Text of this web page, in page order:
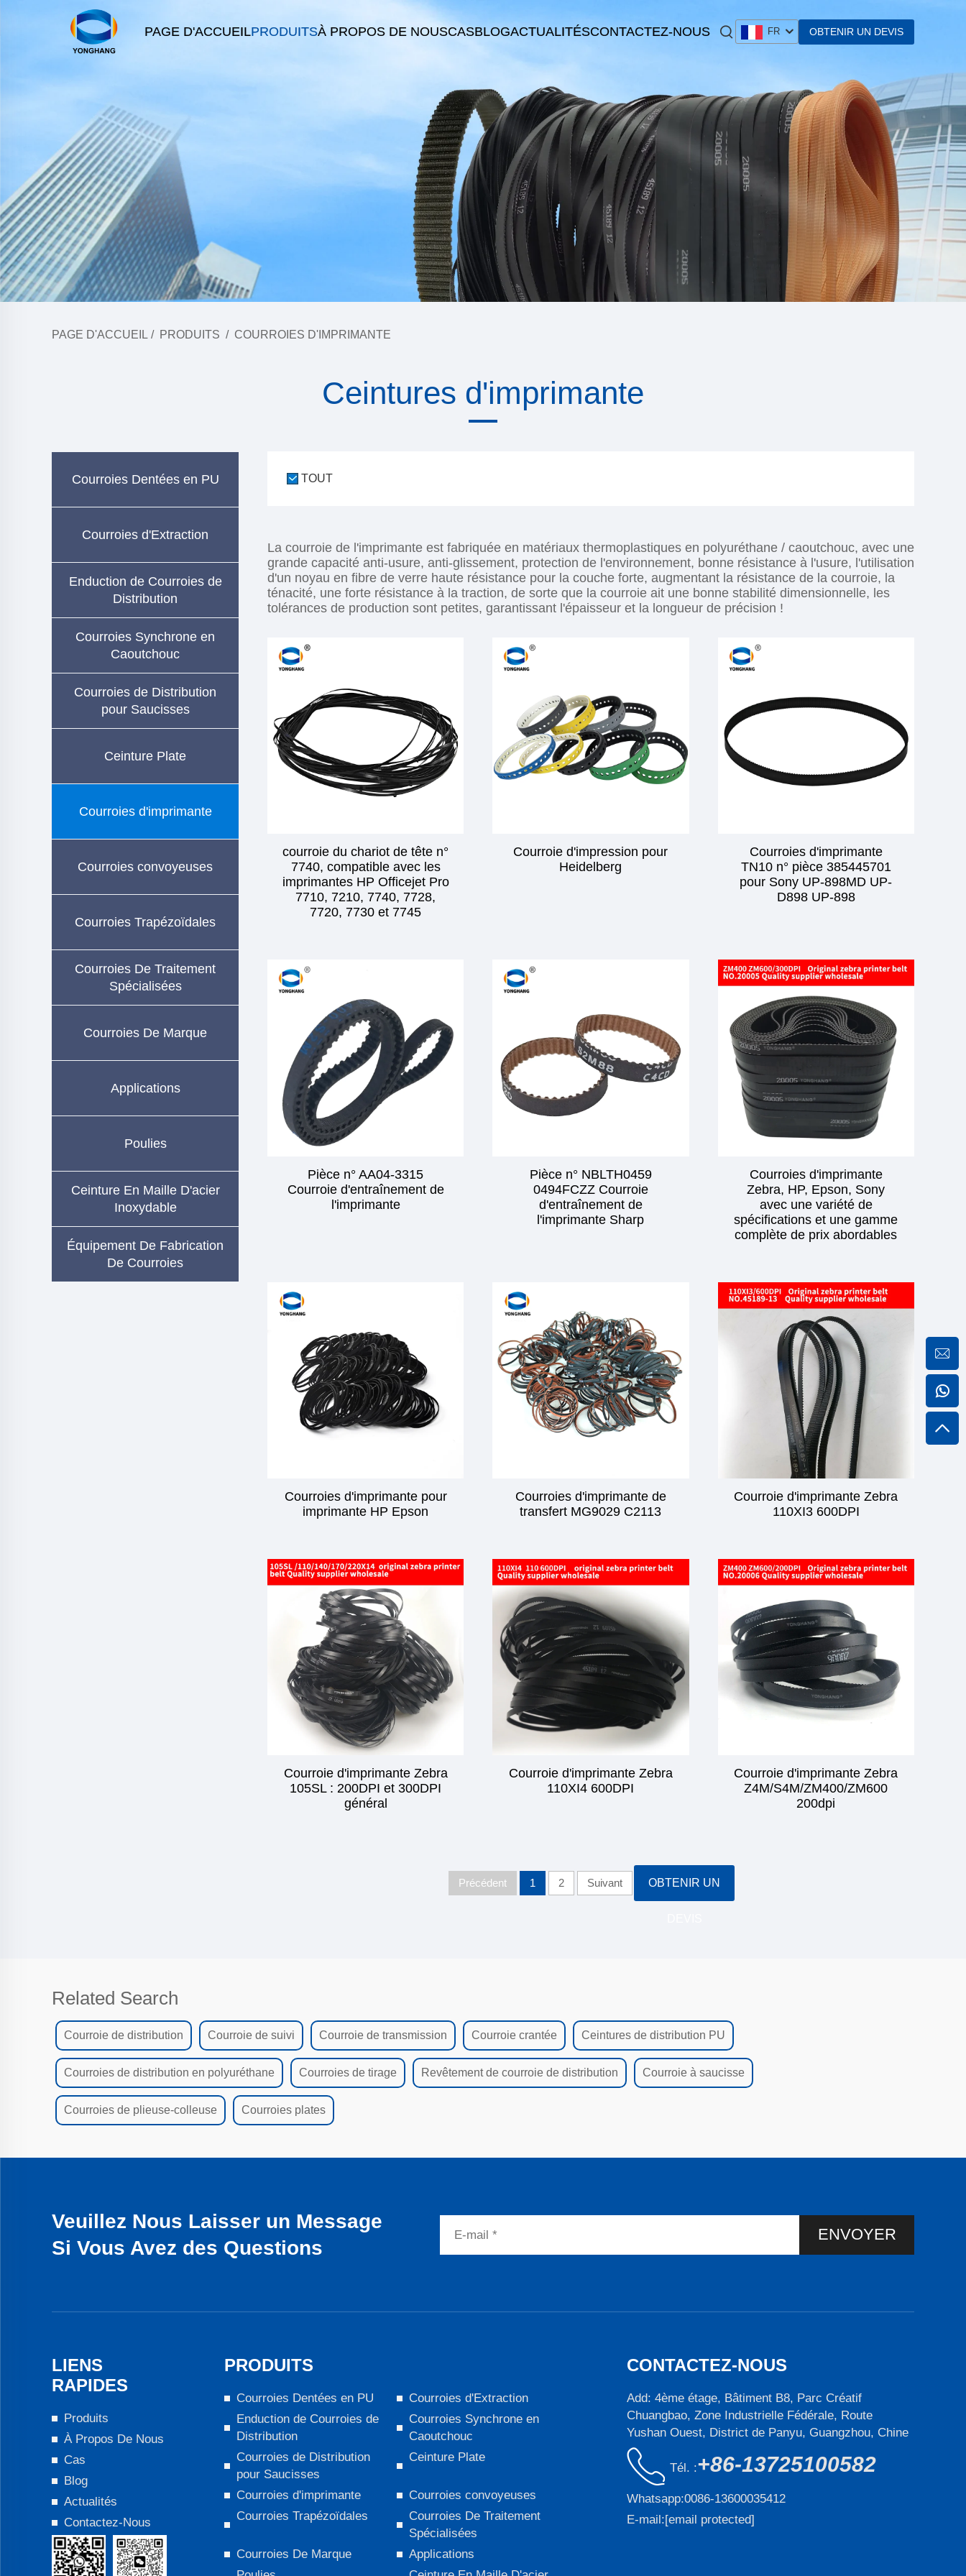
PAGE D'ACCUEILPRODUITSÀ PROPOS DE NOUSCASBLOGACTUALITÉSCONTACTEZ-NOUS FR OBTENIR UN DEVIS
PAGE D'ACCUEIL / PRODUITS / COURROIES D'IMPRIMANTE
Ceintures d'imprimante
Courroies Dentées en PU
Courroies d'Extraction
Enduction de Courroies de
Distribution
Courroies Synchrone en
Caoutchouc
Courroies de Distribution
pour Saucisses
Ceinture Plate
Courroies d'imprimante
Courroies convoyeuses
Courroies Trapézoïdales
Courroies De Traitement
Spécialisées
Courroies De Marque
Applications
Poulies
Ceinture En Maille D'acier
Inoxydable
Équipement De Fabrication
De Courroies
TOUT
La courroie de l'imprimante est fabriquée en matériaux thermoplastiques en polyuréthane / caoutchouc, avec une
grande capacité anti-usure, anti-glissement, protection de l'environnement, bonne résistance à l'usure, l'utilisation
d'un noyau en fibre de verre haute résistance pour la couche forte, augmentant la résistance de la courroie, la
ténacité, une forte résistance à la traction, de sorte que la courroie ait une bonne stabilité dimensionnelle, les
tolérances de production sont petites, garantissant l'épaisseur et la longueur de précision !
courroie du chariot de tête n°
7740, compatible avec les
imprimantes HP Officejet Pro
7710, 7210, 7740, 7728,
7720, 7730 et 7745
Courroie d'impression pour
Heidelberg
Courroies d'imprimante
TN10 n° pièce 385445701
pour Sony UP-898MD UP-
D898 UP-898
Pièce n° AA04-3315
Courroie d'entraînement de
l'imprimante
Pièce n° NBLTH0459
0494FCZZ Courroie
d'entraînement de
l'imprimante Sharp
Courroies d'imprimante
Zebra, HP, Epson, Sony
avec une variété de
spécifications et une gamme
complète de prix abordables
Courroies d'imprimante pour
imprimante HP Epson
Courroies d'imprimante de
transfert MG9029 C2113
Courroie d'imprimante Zebra
110XI3 600DPI
Courroie d'imprimante Zebra
105SL : 200DPI et 300DPI
général
Courroie d'imprimante Zebra
110XI4 600DPI
Courroie d'imprimante Zebra
Z4M/S4M/ZM400/ZM600
200dpi
Précédent 1 2 Suivant OBTENIR UN
Related Search
Courroie de distribution Courroie de suivi Courroie de transmission Courroie crantée Ceintures de distribution PU
Courroies de distribution en polyuréthane Courroies de tirage Revêtement de courroie de distribution Courroie à saucisse
Courroies de plieuse-colleuse Courroies plates
Veuillez Nous Laisser un Message
Si Vous Avez des Questions
ENVOYER
LIENS
RAPIDES
Produits
À Propos De Nous
Cas
Blog
Actualités
Contactez-Nous
PRODUITS
Courroies Dentées en PU
Courroies d'Extraction
Enduction de Courroies de
Distribution
Courroies Synchrone en
Caoutchouc
Courroies de Distribution
pour Saucisses
Ceinture Plate
Courroies d'imprimante
Courroies convoyeuses
Courroies Trapézoïdales
Courroies De Traitement
Spécialisées
Courroies De Marque
Applications
CONTACTEZ-NOUS
Add: 4ème étage, Bâtiment B8, Parc Créatif
Chuangbao, Zone Industrielle Fédérale, Route
Yushan Ouest, District de Panyu, Guangzhou, Chine
Tél. :+86-13725100582
Whatsapp:0086-13600035412
E-mail:[email protected]